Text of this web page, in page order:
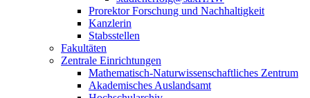
Prorektor Forschung und Nachhaltigkeit
Kanzlerin
Stabsstellen
Fakultäten
Zentrale Einrichtungen
Mathematisch-Naturwissenschaftliches Zentrum
Akademisches Auslandsamt